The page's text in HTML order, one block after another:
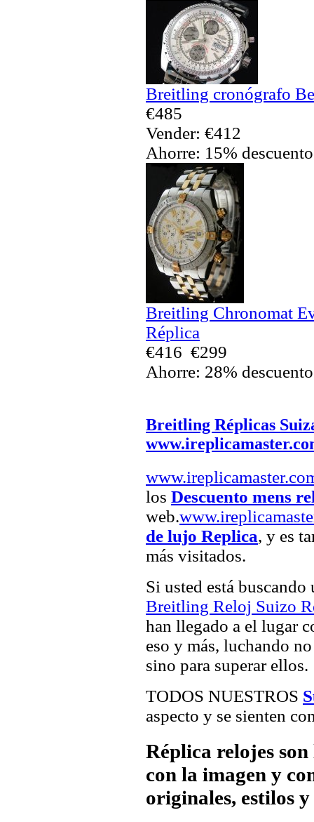
Breitling cronógrafo
€485
Vender: €412
Ahorre: 15% descuento
Breitling Chronomat
Réplica
€416 €299
Ahorre: 28% descuento
Breitling Réplicas
los Descuento mens
web.
de lujo Replica, y es
más visitados.
Si usted está
Breitling Reloj Suizo
han llegado a el lugar
eso y más, luchando
sino para superar ellos.
TODOS NUESTROS
aspecto y se sienten
Réplica relojes
con la imagen y
originales, estilos